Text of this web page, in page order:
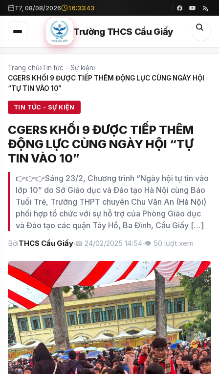
T7, 08/08/2026 16:33:45
Trường THCS Cầu Giấy
Trang chủ›Tin tức - Sự kiện›
CGERS KHỐI 9 ĐƯỢC TIẾP THÊM ĐỘNG LỰC CÙNG NGÀY HỘI
“TỰ TIN VÀO 10”
TIN TỨC - SỰ KIỆN
CGERS KHỐI 9 ĐƯỢC TIẾP THÊM
ĐỘNG LỰC CÙNG NGÀY HỘI “TỰ
TIN VÀO 10”
👉👉👉Sáng 23/2, Chương trình “Ngày hội tự tin vào
lớp 10” do Sở Giáo dục và Đào tạo Hà Nội cùng Báo
Tuổi Trẻ, Trường THPT chuyên Chu Văn An (Hà Nội)
phối hợp tổ chức với sự hỗ trợ của Phòng Giáo dục
và Đào tạo các quận Tây Hồ, Ba Đình, Cầu Giấy […]
BởiTHCS Cầu Giấy·📅 24/02/2025 14:54·👁 50 lượt xem